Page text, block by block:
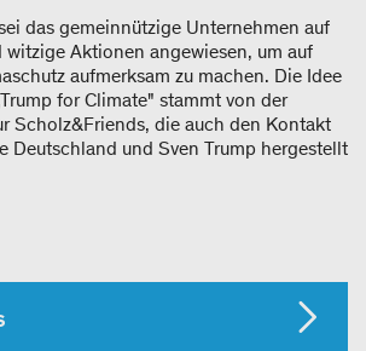
das gemeinnützige Unternehmen auf
Aktionen angewiesen, um auf
aufmerksam zu machen. Die Idee
for Climate" stammt von der
Scholz&Friends, die auch den Kontakt
Deutschland und Sven Trump hergestellt